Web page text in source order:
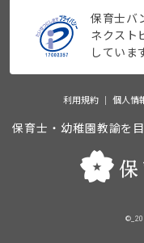
保育士バ
ネクスト
していま
利用規約 個人情
保育士・幼稚園教諭を